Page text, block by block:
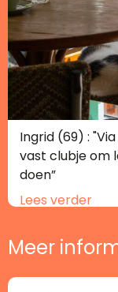
Ingrid (69) :
vast clubje om
doen”
Lees verder
Meer